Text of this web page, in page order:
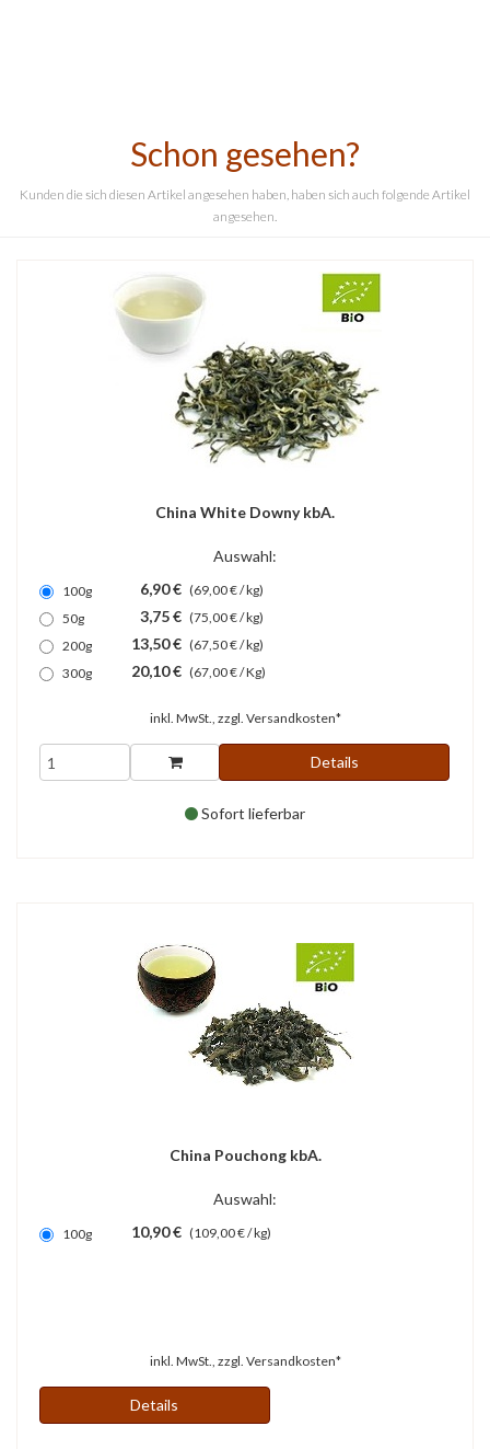
Schon gesehen?
Kunden die sich diesen Artikel angesehen haben, haben sich auch folgende Artikel
angesehen.
China White Downy kbA.
Auswahl:
100g 6,90 € (69,00 € / kg)
50g
3,75 € (75,00 € / kg)
200g
13,50 € (67,50 € / kg)
300g
20,10 € (67,00 € / Kg)
inkl. MwSt., zzgl. Versandkosten*
Details
Sofort lieferbar
China Pouchong kbA.
Auswahl:
100g 10,90 € (109,00 € / kg)
inkl. MwSt., zzgl. Versandkosten*
Details